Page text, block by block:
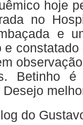
hoje
no
e
e
Betinho
Desejo
do